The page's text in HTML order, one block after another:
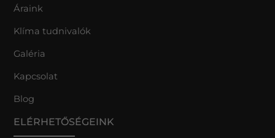
Áraink
Klíma tudnivalók
Galéria
Kapcsolat
Blog
ELÉRHETŐSÉGEINK